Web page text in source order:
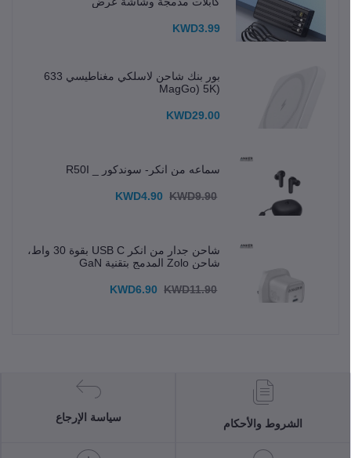
KWD3.99
بور بنك شاحن لاسلكي مغناطيسي 633
(MagGo) 5K
KWD29.00
سماعه من انكر- سوندكور _ R50I
KWD4.90 KWD9.90
شاحن جدار من انكر USB C بقوة 30 واط،
شاحن Zolo المدمج بتقنية GaN
KWD6.90 KWD11.90
الشروط والأحكام
سياسة الإرجاع